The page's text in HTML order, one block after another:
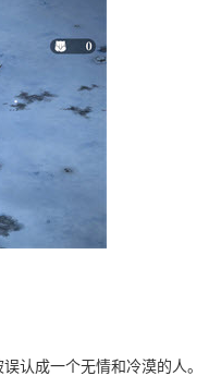
认成一个无情和冷漠的人。